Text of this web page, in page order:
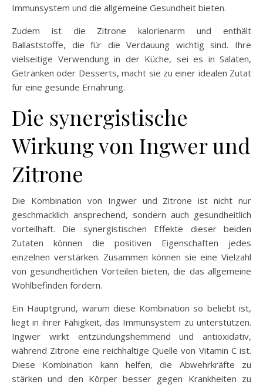
Immunsystem und die allgemeine Gesundheit bieten.
Zudem ist die Zitrone kalorienarm und enthält
Ballaststoffe, die für die Verdauung wichtig sind. Ihre
vielseitige Verwendung in der Küche, sei es in Salaten,
Getränken oder Desserts, macht sie zu einer idealen Zutat
für eine gesunde Ernährung.
Die synergistische
Wirkung von Ingwer und
Zitrone
Die Kombination von Ingwer und Zitrone ist nicht nur
geschmacklich ansprechend, sondern auch gesundheitlich
vorteilhaft. Die synergistischen Effekte dieser beiden
Zutaten können die positiven Eigenschaften jedes
einzelnen verstärken. Zusammen können sie eine Vielzahl
von gesundheitlichen Vorteilen bieten, die das allgemeine
Wohlbefinden fördern.
Ein Hauptgrund, warum diese Kombination so beliebt ist,
liegt in ihrer Fähigkeit, das Immunsystem zu unterstützen.
Ingwer wirkt entzündungshemmend und antioxidativ,
während Zitrone eine reichhaltige Quelle von Vitamin C ist.
Diese Kombination kann helfen, die Abwehrkräfte zu
stärken und den Körper besser gegen Krankheiten zu